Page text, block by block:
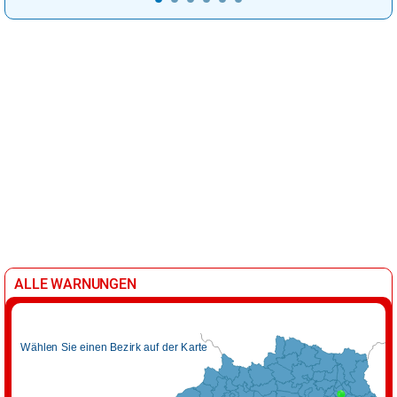
ALLE WARNUNGEN
Wählen Sie einen Bezirk auf der Karte